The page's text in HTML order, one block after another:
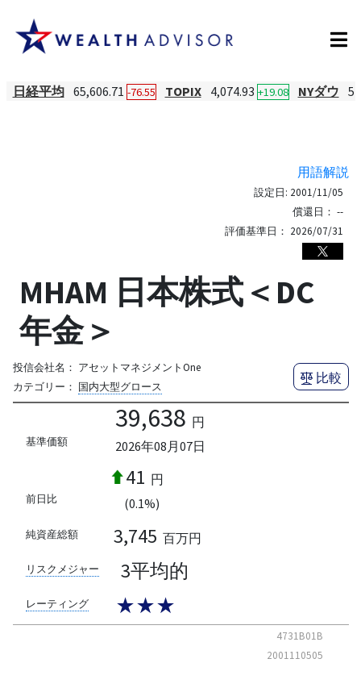
日経平均 65,606.71 -76.55 TOPIX 4,074.93 +19.08 NYダウ
用語解説
設定日: 2001/11/05
償還日： --
評価基準日： 2026/07/31
MHAM 日本株式＜DC
年金＞
投信会社名： アセットマネジメントOne
カテゴリー： 国内大型グロース
比較
基準価額
39,638 円
2026年08月07日
前日比
41 円
(0.1%)
純資産総額 3,745 百万円
リスクメジャー 3平均的
レーティング ★★★
4731B01B
2001110505